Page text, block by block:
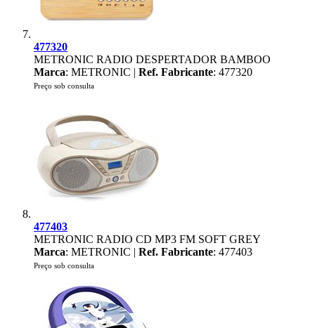
477320
METRONIC RADIO DESPERTADOR BAMBOO
Marca: METRONIC | Ref. Fabricante: 477320
Preço sob consulta
477403
METRONIC RADIO CD MP3 FM SOFT GREY
Marca: METRONIC | Ref. Fabricante: 477403
Preço sob consulta